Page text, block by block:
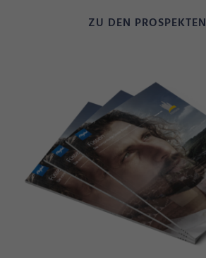
ZU DEN PROSPEKTEN